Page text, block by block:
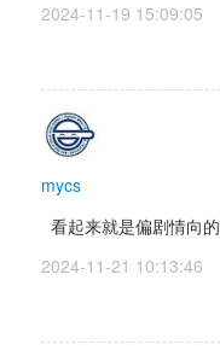
2024-11-19 15:09:05
mycs
看起来就是偏剧情向的
2024-11-21 10:13:46